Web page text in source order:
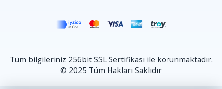
Tüm bilgileriniz 256bit SSL Sertifikası ile korunmaktadır.
© 2025 Tüm Hakları Saklıdır